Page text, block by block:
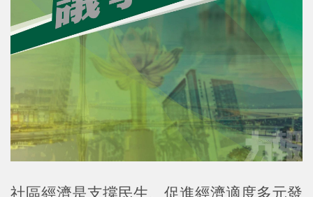
社區經濟是支撐民生、促進經濟適度多元發